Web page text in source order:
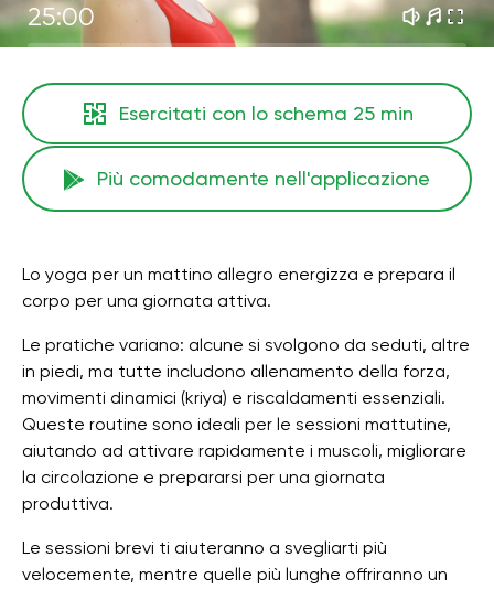
25:00
Esercitati con lo schema 25 min
Più comodamente nell'applicazione
Lo yoga per un mattino allegro energizza e prepara il
corpo per una giornata attiva.
Le pratiche variano: alcune si svolgono da seduti, altre
in piedi, ma tutte includono allenamento della forza,
movimenti dinamici (kriya) e riscaldamenti essenziali.
Queste routine sono ideali per le sessioni mattutine,
aiutando ad attivare rapidamente i muscoli, migliorare
la circolazione e prepararsi per una giornata
produttiva.
Le sessioni brevi ti aiuteranno a svegliarti più
velocemente, mentre quelle più lunghe offriranno un